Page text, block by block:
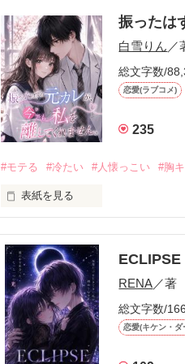
振ったは
白雪りん ／
総文字数/
恋愛(ラブコメ)
235
#モテる #冷たい #人懐っこい #胸
表紙を見る
モテる人を好きになるのが怖かっ
だから私は、中学時代に大好き
もう会うことはないと思ってい
高校生になって再会した彼は、
ECLIPSE
RENA／著
総文字数/
恋愛(キケン・ダ